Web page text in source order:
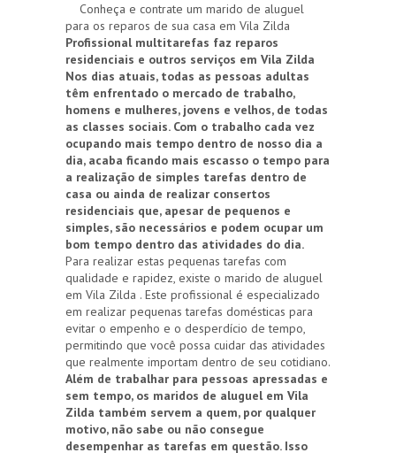
Conheça e contrate um marido de aluguel
para os reparos de sua casa em Vila Zilda
Profissional multitarefas faz reparos
residenciais e outros serviços em Vila Zilda
Nos dias atuais, todas as pessoas adultas
têm enfrentado o mercado de trabalho,
homens e mulheres, jovens e velhos, de todas
as classes sociais. Com o trabalho cada vez
ocupando mais tempo dentro de nosso dia a
dia, acaba ficando mais escasso o tempo para
a realização de simples tarefas dentro de
casa ou ainda de realizar consertos
residenciais que, apesar de pequenos e
simples, são necessários e podem ocupar um
bom tempo dentro das atividades do dia.
Para realizar estas pequenas tarefas com
qualidade e rapidez, existe o marido de aluguel
em Vila Zilda . Este profissional é especializado
em realizar pequenas tarefas domésticas para
evitar o empenho e o desperdício de tempo,
permitindo que você possa cuidar das atividades
que realmente importam dentro de seu cotidiano.
Além de trabalhar para pessoas apressadas e
sem tempo, os maridos de aluguel em Vila
Zilda também servem a quem, por qualquer
motivo, não sabe ou não consegue
desempenhar as tarefas em questão. Isso